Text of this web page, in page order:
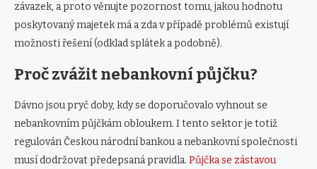
závazek, a proto věnujte pozornost tomu, jakou hodnotu
poskytovaný majetek má a zda v případě problémů existují
možnosti řešení (odklad splátek a podobně).
Proč zvážit nebankovní půjčku?
Dávno jsou pryč doby, kdy se doporučovalo vyhnout se
nebankovním půjčkám obloukem. I tento sektor je totiž
regulován Českou národní bankou a nebankovní společnosti
musí dodržovat předepsaná pravidla. Půjčka se zástavou